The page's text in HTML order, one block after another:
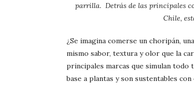
parrilla. Detrás de las principales
Chile,
¿Se imagina comerse un choripán,
mismo sabor, textura y olor que la
principales marcas que simulan todo
base a plantas y son sustentables con